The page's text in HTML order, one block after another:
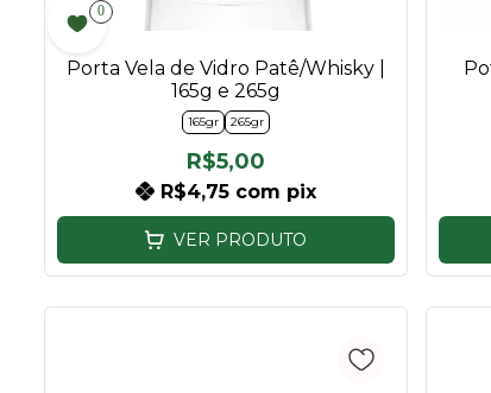
Porta Vela de Vidro Patê/Whisky |
165g e 265g
165gr 265gr
R$5,00
R$4,75 com pix
VER PRODUTO
0